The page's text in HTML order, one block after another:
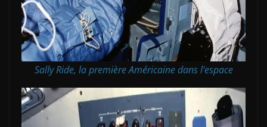
Sally Ride, la première Américaine dans l’espace